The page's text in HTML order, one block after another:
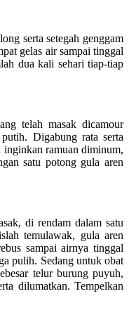
serta setegah genggam
gelas air sampai tinggal
dua kali sehari tiap-tiap
telah masak dicamour
Digabung rata serta
ramuan diminum,
satu potong gula aren
di rendam dalam satu
temulawak, gula aren
sampai airnya tinggal
pulih. Sedang untuk obat
telur burung puyuh,
dilumatkan. Tempelkan